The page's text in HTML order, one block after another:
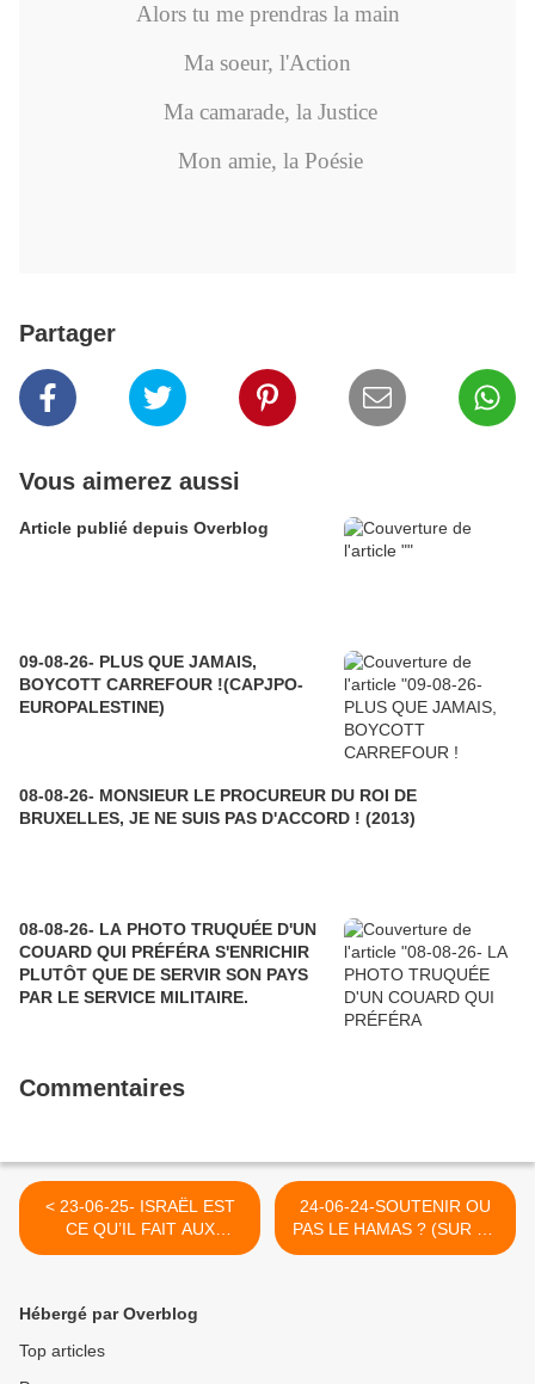
Alors tu me prendras la main
Ma soeur, l'Action
Ma camarade, la Justice
Mon amie, la Poésie
Partager
Vous aimerez aussi
Article publié depuis Overblog
09-08-26- PLUS QUE JAMAIS,
BOYCOTT CARREFOUR !(CAPJPO-
EUROPALESTINE)
08-08-26- MONSIEUR LE PROCUREUR DU ROI DE
BRUXELLES, JE NE SUIS PAS D'ACCORD ! (2013)
08-08-26- LA PHOTO TRUQUÉE D'UN
COUARD QUI PRÉFÉRA S'ENRICHIR
PLUTÔT QUE DE SERVIR SON PAYS
PAR LE SERVICE MILITAIRE.
Commentaires
< 23-06-25- ISRAËL EST
CE QU’IL FAIT AUX
ENFANTS. TOUS LES
24-06-24-SOUTENIR OU
PAS LE HAMAS ? (SUR CE
BLOG LE 24 MARS 2013
Hébergé par Overblog
Top articles